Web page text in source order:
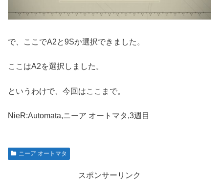
で、ここでA2と9Sか選択できました。
ここはA2を選択しました。
というわけで、今回はここまで。
NieR:Automata,ニーア オートマタ,3週目
ニーア オートマタ
スポンサーリンク